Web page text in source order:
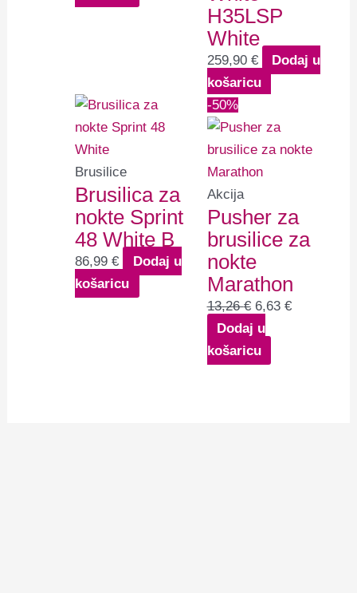
H35LSP
White
259,90 €
Dodaj u
košaricu
Brusilice
Brusilica za
nokte Sprint
48 White B
86,99€
Dodaj u
košaricu
-50%
Akcija
Pusher za
brusilice za
nokte
Marathon
13,26€
cijena
bila
je:
6,63 €
je:
Dodaj u
košaricu